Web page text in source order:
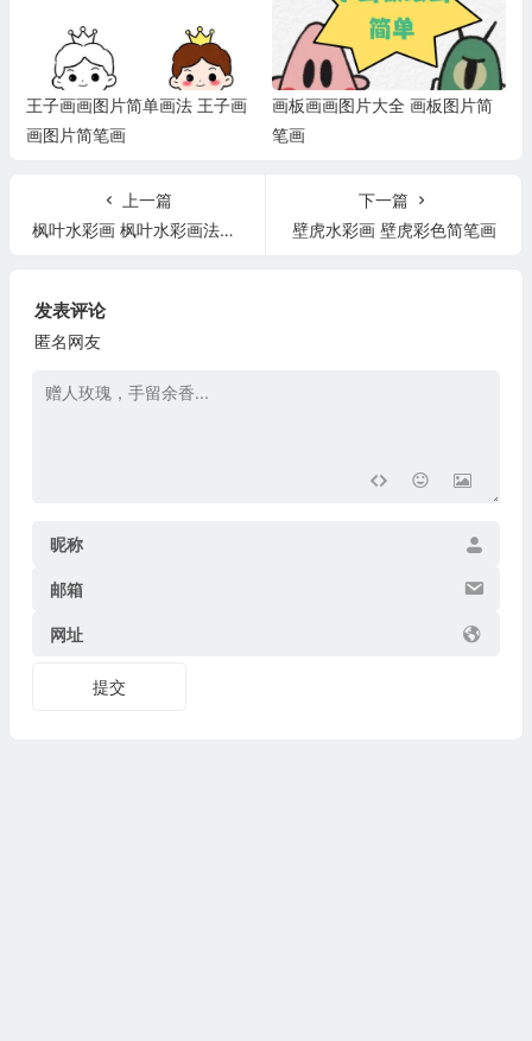
王子画画图片简单画法 王子画
画图片简笔画
画板画画图片大全 画板图片简
笔画
上一篇
枫叶水彩画 枫叶水彩画法步骤图解
下一篇
壁虎水彩画 壁虎彩色简笔画
发表评论
匿名网友
昵称
邮箱
网址
提交